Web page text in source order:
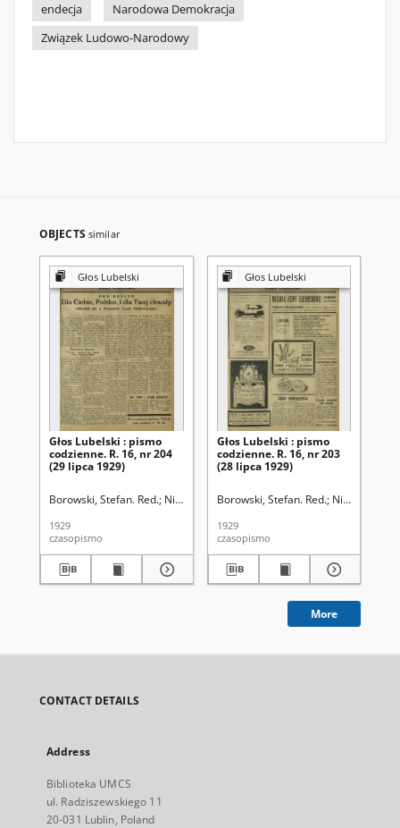
endecja
Narodowa Demokracja
Związek Ludowo-Narodowy
OBJECTS similar
Głos Lubelski
Głos Lubelski : pismo
codzienne. R. 16, nr 204
(29 lipca 1929)
Borowski, Stefan. Red. Niemier, Michał. Red.
1929
czasopismo
Głos Lubelski
Głos Lubelski : pismo
codzienne. R. 16, nr 203
(28 lipca 1929)
Borowski, Stefan. Red. Niemier,
1929
czasopismo
More
CONTACT DETAILS
Address
Biblioteka UMCS
ul. Radziszewskiego 11
20-031 Lublin, Poland